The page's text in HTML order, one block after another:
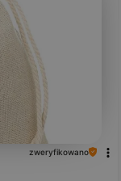
zweryfikowano